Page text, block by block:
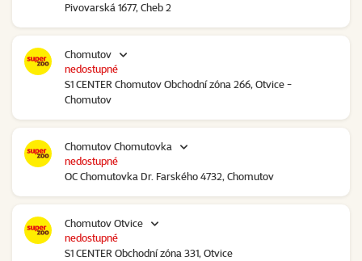
Pivovarská 1677, Cheb 2
Chomutov
S1 CENTER Chomutov Obchodní zóna 266, Otvice -
Chomutov
nedostupné
Chomutov Chomutovka
OC Chomutovka Dr. Farského 4732, Chomutov
nedostupné
Chomutov Otvice
S1 CENTER Obchodní zóna 331, Otvice
nedostupné